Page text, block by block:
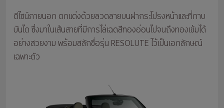
ดีไซน์ภายนอก ตกแต่งด้วยลวดลายบนฝากระโปรงหน้าและที่กาบ
บันได ซึ่งมาในเส้นสายที่มีการไล่เฉดสีทองอ่อนไปจนถึงทองเข้มได้
อย่างสวยงาม พร้อมสลักชื่อรุ่น RESOLUTE ไว้เป็นเอกลักษณ์
เฉพาะตัว